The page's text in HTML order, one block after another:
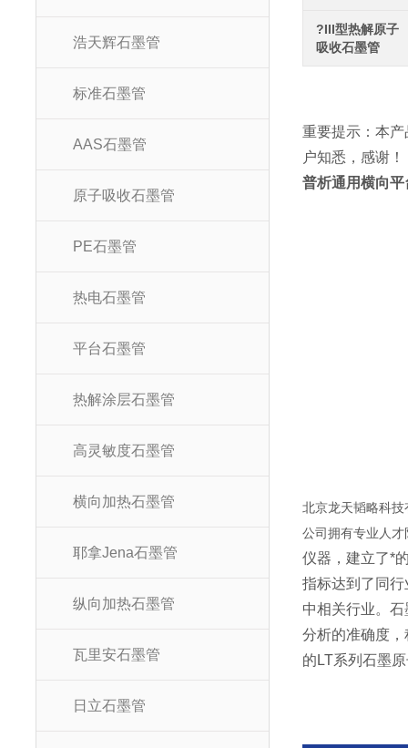
浩天辉石墨管
标准石墨管
AAS石墨管
原子吸收石墨管
PE石墨管
热电石墨管
平台石墨管
热解涂层石墨管
高灵敏度石墨管
横向加热石墨管
耶拿Jena石墨管
纵向加热石墨管
瓦里安石墨管
日立石墨管
?III型热解原子
吸收石墨管
重要提示：本
户知悉，感谢！
普析通用横向
北京龙天韬略科
公司拥有专业人才
仪器，建立了*
指标达到了同
中相关行业。
分析的准确度
的LT系列石墨